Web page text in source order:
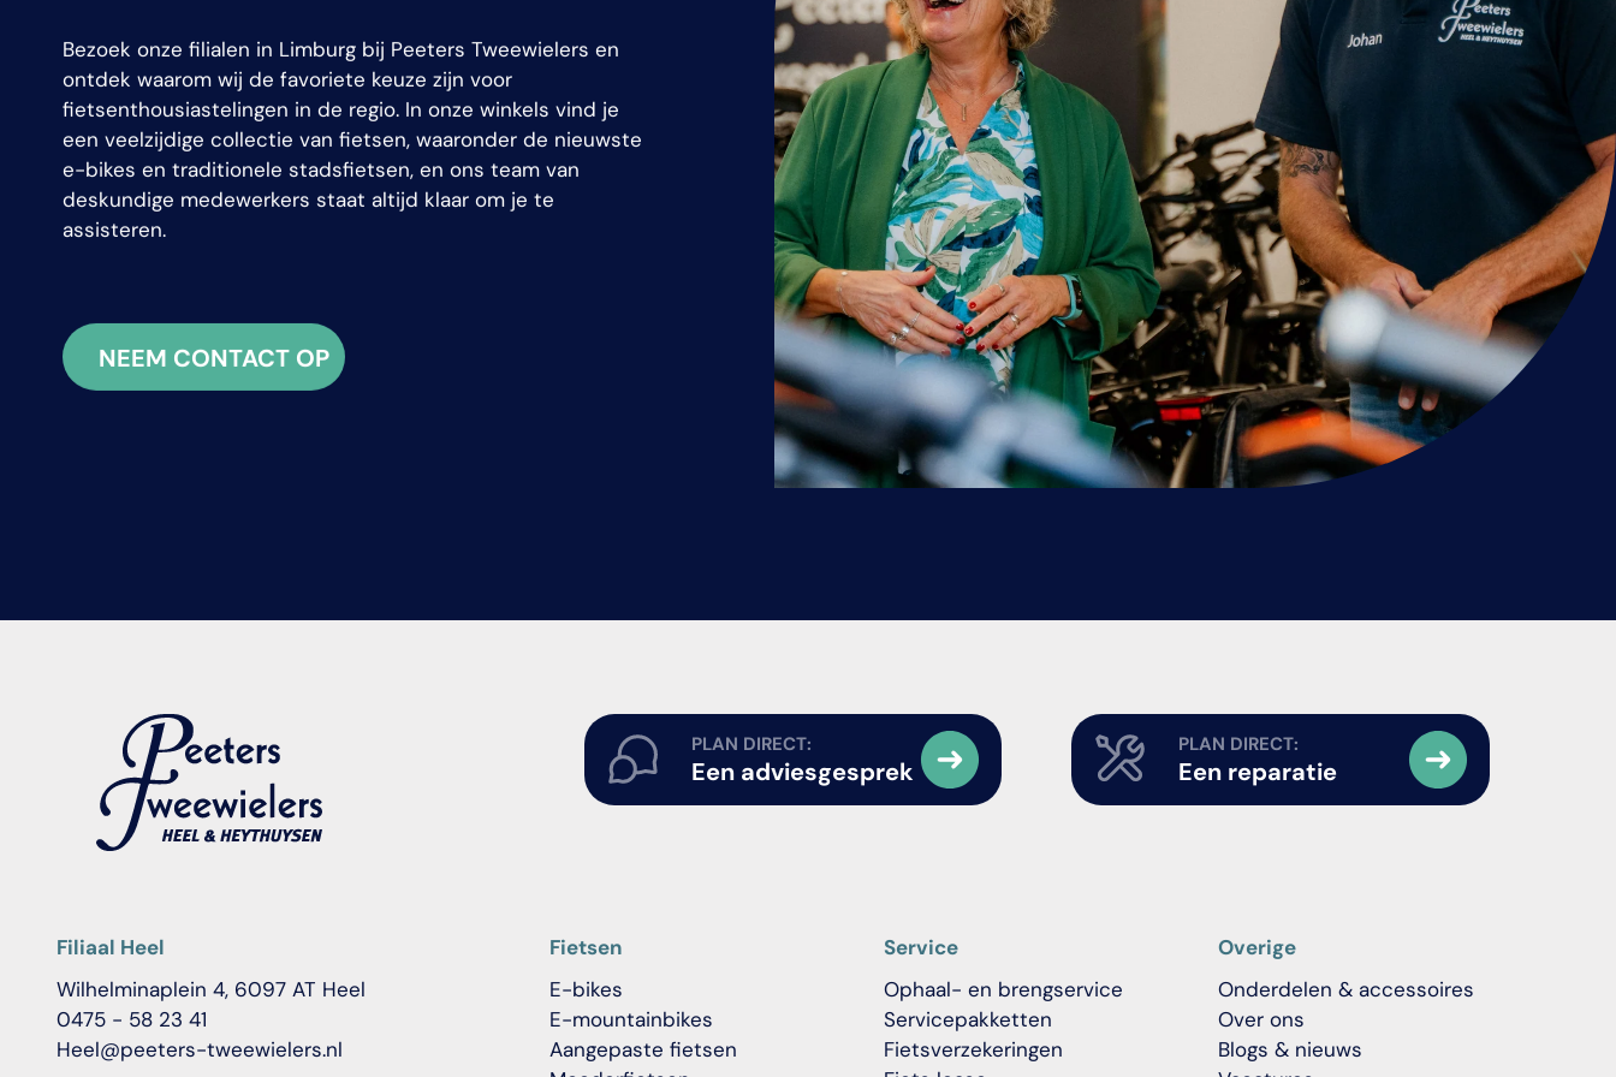
Bezoek onze filialen in Limburg bij Peeters Tweewielers en
ontdek waarom wij de favoriete keuze zijn voor
fietsenthousiastelingen in de regio. In onze winkels vind je
een veelzijdige collectie van fietsen, waaronder de nieuwste
e-bikes en traditionele stadsfietsen, en ons team van
deskundige medewerkers staat altijd klaar om je te
assisteren.
NEEM CONTACT OP
PLAN DIRECT:
Een adviesgesprek
PLAN DIRECT:
Een reparatie
Filiaal Heel
Wilhelminaplein 4, 6097 AT Heel
0475 - 58 23 41
Heel@peeters-tweewielers.nl
Fietsen
E-bikes
E-mountainbikes
Aangepaste fietsen
Service
Ophaal- en brengservice
Servicepakketten
Fietsverzekeringen
Overige
Onderdelen & accessoires
Over ons
Blogs & nieuws